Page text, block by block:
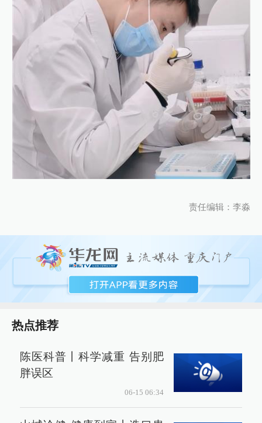
责任编辑：李淼
热点推荐
陈医科普丨科学减重 告别肥
胖误区
06-15 06:34